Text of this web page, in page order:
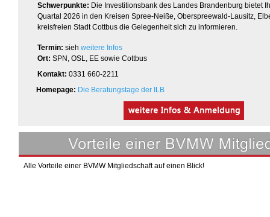
Schwerpunkte: Die Investitionsbank des Landes Brandenburg bietet
Quartal 2026 in den Kreisen Spree-Neiße, Oberspreewald-Lausitz,
kreisfreien Stadt Cottbus die Gelegenheit sich zu informieren.
Termin: sieh weitere Infos
Ort: SPN, OSL, EE sowie Cottbus
Kontakt: 0331 660-2211
Homepage: Die Beratungstage der ILB
Alle Vorteile einer BVMW Mitgliedschaft auf einen Blick!